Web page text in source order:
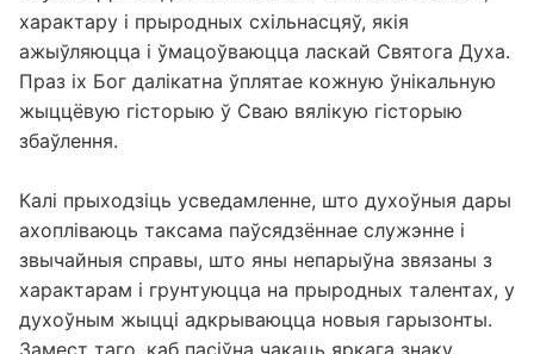
з’яўляюцца неад’емнай часткай чалавечай асобы,
характару і прыродных схільнасцяў, якія
ажыўляюцца і ўмацоўваюцца ласкай Святога Духа.
Праз іх Бог далікатна ўплятае кожную ўнікальную
жыццёвую гісторыю ў Сваю вялікую гісторыю
Калі прыходзіць усведамленне, што духоўныя дары
ахопліваюць таксама паўсядзённае служэнне і
звычайныя справы, што яны непарыўна звязаны з
характарам і грунтуюцца на прыродных талентах, у
духоўным жыцці адкрываюцца новыя гарызонты.